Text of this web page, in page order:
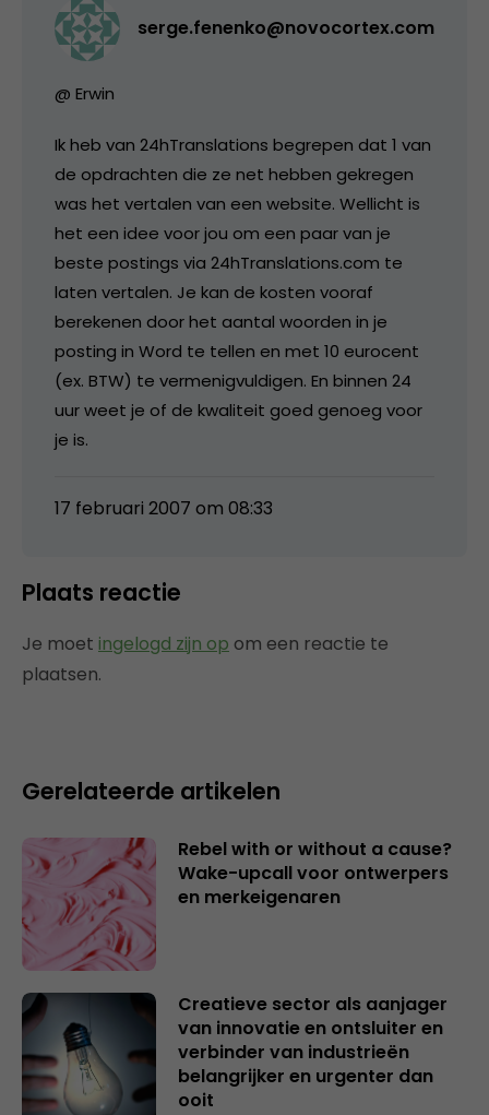
serge.fenenko@novocortex.com
@ Erwin
Ik heb van 24hTranslations begrepen dat 1 van
de opdrachten die ze net hebben gekregen
was het vertalen van een website. Wellicht is
het een idee voor jou om een paar van je
beste postings via 24hTranslations.com te
laten vertalen. Je kan de kosten vooraf
berekenen door het aantal woorden in je
posting in Word te tellen en met 10 eurocent
(ex. BTW) te vermenigvuldigen. En binnen 24
uur weet je of de kwaliteit goed genoeg voor
je is.
17 februari 2007 om 08:33
Plaats reactie
Je moet ingelogd zijn op om een reactie te
plaatsen.
Gerelateerde artikelen
Rebel with or without a cause?
Wake-upcall voor ontwerpers
en merkeigenaren
Creatieve sector als aanjager
van innovatie en ontsluiter en
verbinder van industrieën
belangrijker en urgenter dan
ooit